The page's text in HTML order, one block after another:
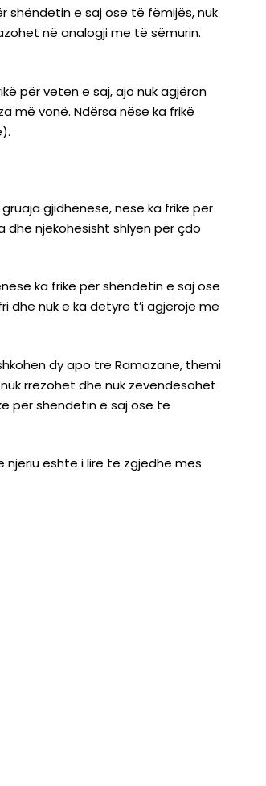
shëndetin e saj ose të fëmijës, nuk
në analogji me të sëmurin.
për veten e saj, ajo nuk agjëron
më vonë. Ndërsa nëse ka frikë
gjidhënëse, nëse ka frikë për
njëkohësisht shlyen për çdo
ka frikë për shëndetin e saj ose
dhe nuk e ka detyrë t’i agjërojë më
dy apo tre Ramazane, themi
rrëzohet dhe nuk zëvendësohet
për shëndetin e saj ose të
është i lirë të zgjedhë mes